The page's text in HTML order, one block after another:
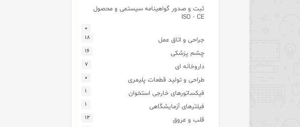
ثبت و صدور گواهینامه سیستمی و محصول
ISO - CE
۰
جراحی و اتاق عمل ۱۸
چشم پزشکی ۱۶
داروخانه ای ۷
طراحی و تولید قطعات پلیمری ۰
فیکساتورهای خارجی استخوان ۱
فیلترهای آزمایشگاهی ۱
قلب و عروق ۱۲